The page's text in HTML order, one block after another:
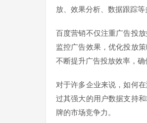
放、效果分析、数据跟踪
百度营销不仅注重广告投
监控广告效果，优化投放
不断提升广告投放效率，确
对于许多企业来说，如何
过其强大的用户数据支持
牌的市场竞争力。